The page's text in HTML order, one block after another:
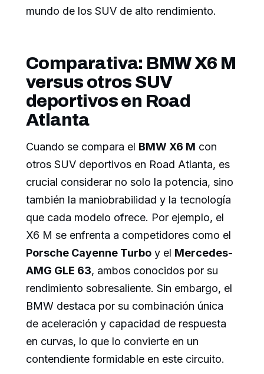
mundo de los SUV de alto rendimiento.
Comparativa: BMW X6 M
versus otros SUV
deportivos en Road
Atlanta
Cuando se compara el BMW X6 M con
otros SUV deportivos en Road Atlanta, es
crucial considerar no solo la potencia, sino
también la maniobrabilidad y la tecnología
que cada modelo ofrece. Por ejemplo, el
X6 M se enfrenta a competidores como el
Porsche Cayenne Turbo y el Mercedes-
AMG GLE 63, ambos conocidos por su
rendimiento sobresaliente. Sin embargo, el
BMW destaca por su combinación única
de aceleración y capacidad de respuesta
en curvas, lo que lo convierte en un
contendiente formidable en este circuito.